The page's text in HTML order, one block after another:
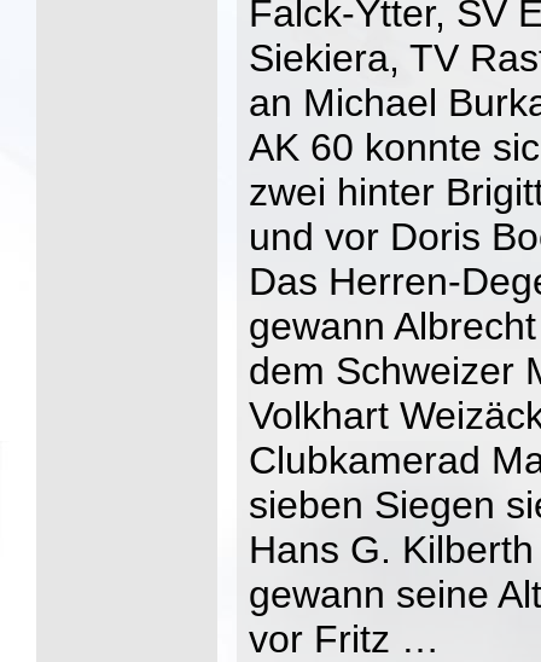
Falck-Ytter, SV
Siekiera, TV
an Michael
AK 60 konnte
zwei hinter
und vor Doris
Das Herren-
gewann
dem Schweizer
Volkhart
Clubkamerad
sieben Siegen
Hans G.
gewann seine
vor Fritz …